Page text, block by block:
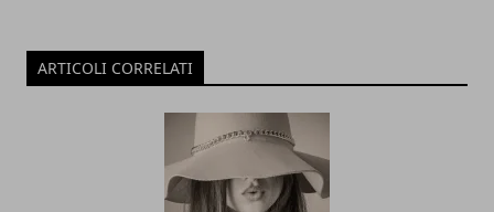
ARTICOLI CORRELATI